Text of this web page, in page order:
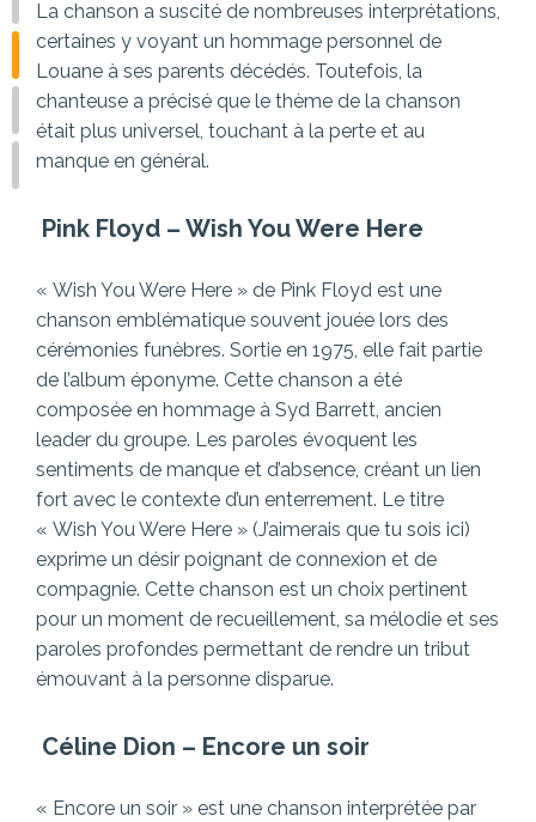
La chanson a suscité de nombreuses interprétations,
certaines y voyant un hommage personnel de
Louane à ses parents décédés. Toutefois, la
chanteuse a précisé que le thème de la chanson
était plus universel, touchant à la perte et au
manque en général.
Pink Floyd – Wish You Were Here
« Wish You Were Here » de Pink Floyd est une
chanson emblématique souvent jouée lors des
cérémonies funèbres. Sortie en 1975, elle fait partie
de l’album éponyme. Cette chanson a été
composée en hommage à Syd Barrett, ancien
leader du groupe. Les paroles évoquent les
sentiments de manque et d’absence, créant un lien
fort avec le contexte d’un enterrement. Le titre
« Wish You Were Here » (J’aimerais que tu sois ici)
exprime un désir poignant de connexion et de
compagnie. Cette chanson est un choix pertinent
pour un moment de recueillement, sa mélodie et ses
paroles profondes permettant de rendre un tribut
émouvant à la personne disparue.
Céline Dion – Encore un soir
« Encore un soir » est une chanson interprétée par